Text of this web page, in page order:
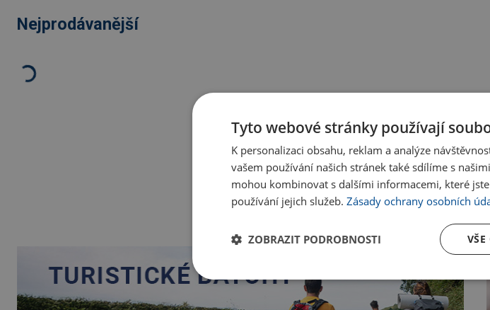
Nejprodávanější
Tyto webové stránky používají
K personalizaci obsahu, reklam a analýze
vašem používání našich stránek také sdílíme s
mohou kombinovat s dalšími informacemi, které
používání jejich služeb. Zásady ochrany osobních
ZOBRAZIT PODROBNOSTI